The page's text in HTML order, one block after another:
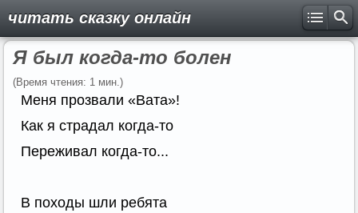
читать сказку онлайн
Я был когда-то болен
(Время чтения: 1 мин.)
Меня прозвали «Вата»!
Как я страдал когда-то
Переживал когда-то...
В походы шли ребята